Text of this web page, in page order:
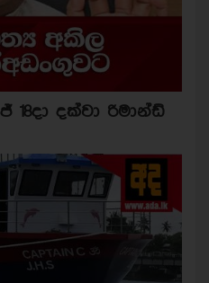
18දා දක්වා රිමාන්ඩ්